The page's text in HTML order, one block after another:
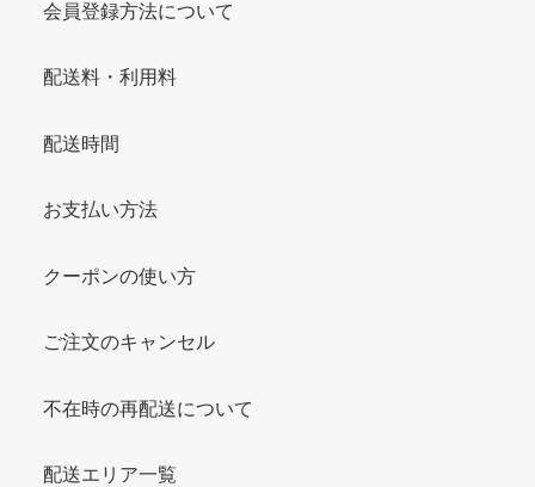
会員登録方法について
配送料・利用料
配送時間
お支払い方法
クーポンの使い方
ご注文のキャンセル
不在時の再配送について
配送エリア一覧